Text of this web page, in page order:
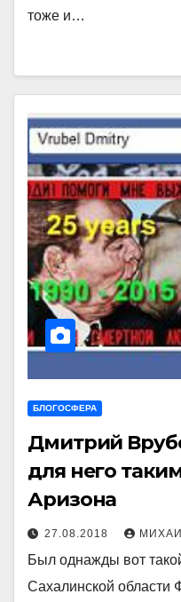
тоже и…
БЛОГОСФЕРА
Дмитрий
для него
Аризона
27.08.2018
Был однажды вот
Сахалинской области